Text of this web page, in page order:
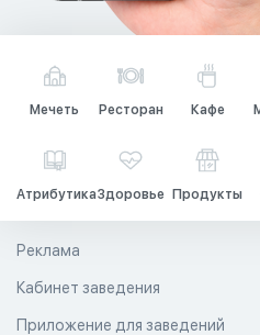
Мечеть Ресторан Кафе
АтрибутикаЗдоровье Продукты
Реклама
Кабинет заведения
Приложение для заведений